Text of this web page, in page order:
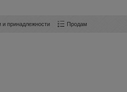
и принадлежности Продам